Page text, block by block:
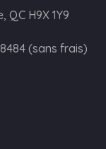
QC H9X 1Y9
8484 (sans frais)